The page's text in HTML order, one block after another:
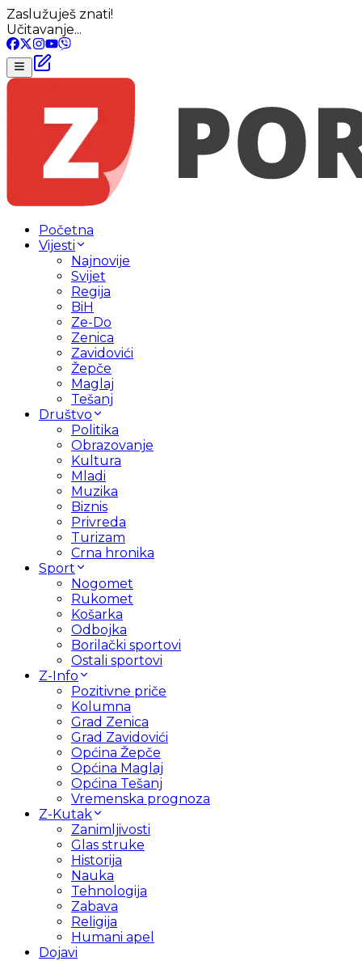
Zaslužuješ znati!
Učitavanje...
Početna
Vijesti
Najnovije
Svijet
Regija
BiH
Ze-Do
Zenica
Zavidovići
Žepče
Maglaj
Tešanj
Društvo
Politika
Obrazovanje
Kultura
Mladi
Muzika
Biznis
Privreda
Turizam
Crna hronika
Sport
Nogomet
Rukomet
Košarka
Odbojka
Borilački sportovi
Ostali sportovi
Z-Info
Pozitivne priče
Kolumna
Grad Zenica
Grad Zavidovići
Općina Žepče
Općina Maglaj
Općina Tešanj
Vremenska prognoza
Z-Kutak
Zanimljivosti
Glas struke
Historija
Nauka
Tehnologija
Zabava
Religija
Humani apel
Dojavi